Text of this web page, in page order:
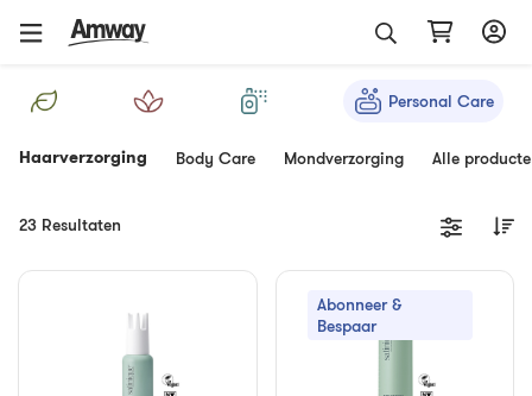
Personal Care
Haarverzorging Body Care Mondverzorging Alle
23 Resultaten
Abonneer &
Bespaar